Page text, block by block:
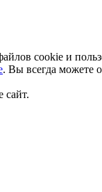
cookie и
. Вы всегда можете
сайт.